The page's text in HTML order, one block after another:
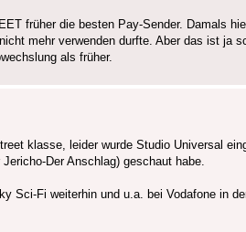
früher die besten Pay-Sender. Damals
mehr verwenden durfte. Aber das ist ja
als früher.
klasse, leider wurde Studio Universal
Der Anschlag) geschaut habe.
Sci-Fi weiterhin und u.a. bei Vodafone in